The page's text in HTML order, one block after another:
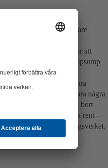
inklusive Orust. Tack vare
två pumpar i varje
driftstiden. Det innebär att
de pumpstationens pumpsump
i synnerhet på de stora
men nu går en pump bara några
bättre på att pumpa bort
sugbilar för att rensa rent –
skräpet direkt till reningsverket,